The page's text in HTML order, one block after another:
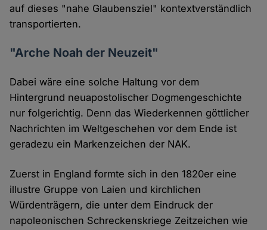
auf dieses "nahe Glaubensziel" kontextverständlich
transportierten.
"Arche Noah der Neuzeit"
Dabei wäre eine solche Haltung vor dem
Hintergrund neuapostolischer Dogmengeschichte
nur folgerichtig. Denn das Wiederkennen göttlicher
Nachrichten im Weltgeschehen vor dem Ende ist
geradezu ein Markenzeichen der NAK.
Zuerst in England formte sich in den 1820er eine
illustre Gruppe von Laien und kirchlichen
Würdenträgern, die unter dem Eindruck der
napoleonischen Schreckenskriege Zeitzeichen wie